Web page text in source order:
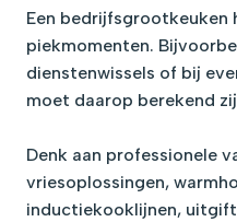
Een bedrijfsgrootkeuken
piekmomenten.
dienstenwissels of bij
moet daarop berekend
Denk aan professionele
vriesoplossingen,
inductiekooklijnen,